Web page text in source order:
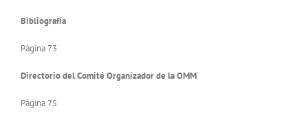
Bibliografía
Página 73
Directorio del Comité Organizador de la OMM
Página 75